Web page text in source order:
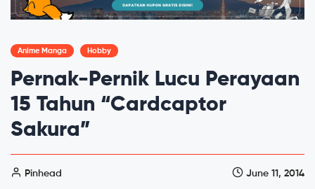
Anime Manga Hobby
Pernak-Pernik Lucu Perayaan
15 Tahun “Cardcaptor
Sakura”
Pinhead June 11, 2014